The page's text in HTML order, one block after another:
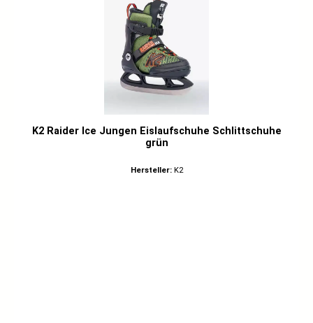
K2 Raider Ice Jungen Eislaufschuhe Schlittschuhe
grün
Hersteller: K2